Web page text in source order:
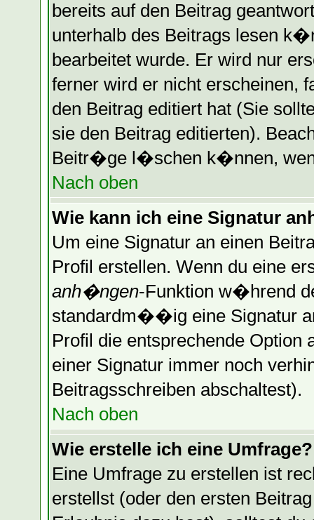
bereits auf den Beitrag
unterhalb des Beitrags lesen
bearbeitet wurde. Er wird nur
ferner wird er nicht erscheinen,
den Beitrag editiert hat (Sie
sie den Beitrag editierten).
Beitr�ge l�schen k�nnen,
Nach oben
Wie kann ich eine Signatur
Um eine Signatur an einen
Profil erstellen. Wenn du eine
anh�ngen-Funktion w�hrend
standardm��ig eine Signatur
Profil die entsprechende
einer Signatur immer noch
Beitragsschreiben abschaltest).
Nach oben
Wie erstelle ich eine Umfrage?
Eine Umfrage zu erstellen ist
erstellst (oder den ersten